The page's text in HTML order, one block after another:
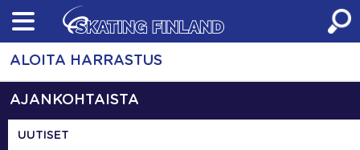
Skip
content
ALOITA HARRASTUS
AJANKOHTAISTA
UUTISET